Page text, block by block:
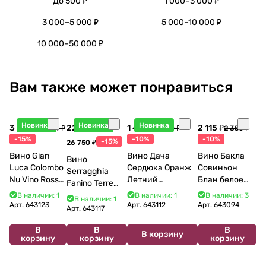
3 000–5 000 ₽ 5 000–10 000 ₽
10 000–50 000 ₽
Вам также может понравиться
Новинка
3 998 ₽4 704 ₽
-15%
Вино Gian
Luca Colombo
Nu Vino Rosso
2025 750 мл
В наличии: 1
Арт. 643123
В
корзину
Новинка
22 738 ₽
26 750 ₽ -15%
Вино
Serragghia
Fanino Terre
Siciliane IGP
2022 750 мл
В наличии: 1
Арт.643117
В
корзину
Новинка
1 440 ₽1 600 ₽
-10%
Вино Дача
Сердюка Оранж
Летний
Сибирьковый
2024 750 мл
В наличии: 1
Арт. 643112
В корзину
2 115 ₽2 350 ₽
-10%
Вино Бакла
Совиньон
Блан белое
сухое 750 мл
12%
В наличии: 3
Арт.643094
В
корзину